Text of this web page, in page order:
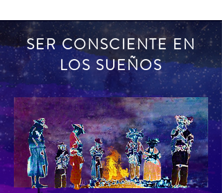
SER CONSCIENTE EN
LOS SUEÑOS